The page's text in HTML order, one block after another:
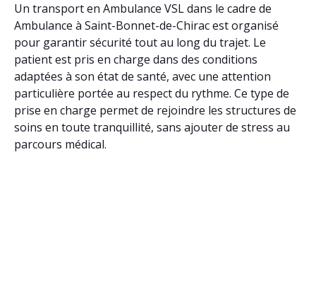
Un transport en Ambulance VSL dans le cadre de
Ambulance à Saint-Bonnet-de-Chirac est organisé
pour garantir sécurité tout au long du trajet. Le
patient est pris en charge dans des conditions
adaptées à son état de santé, avec une attention
particulière portée au respect du rythme. Ce type de
prise en charge permet de rejoindre les structures de
soins en toute tranquillité, sans ajouter de stress au
parcours médical.